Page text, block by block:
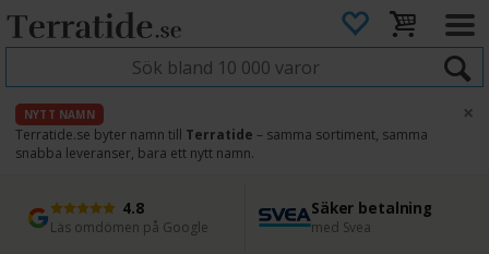
NYTT NAMN
Terratide.se byter namn till Terratide – samma sortiment, samma
snabba leveranser, bara ett nytt namn.
×
4.8
Läs omdömen på Google
Säker betalning
med Svea
Snabb leverans
Direkt från lager
45 dagars ångerrätt
Enkel retur